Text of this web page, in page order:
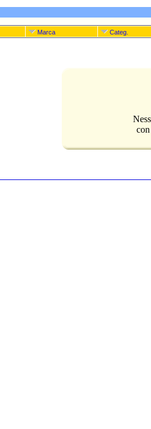
Marca Categ.